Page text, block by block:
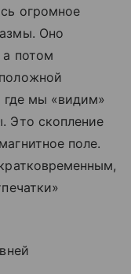
огромное
Оно
а потом
где мы «видим»
Это скопление
поле.